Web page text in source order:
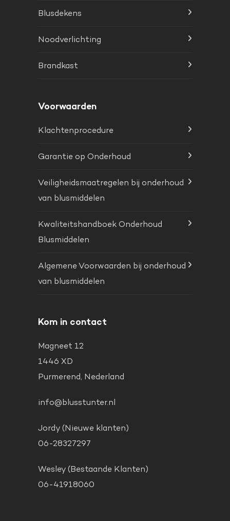
Blusdekens
Noodverlichting
Brandkast
Voorwaarden
Klachtenprocedure
Garantie op Onderhoud
Veiligheidsmaatregelen bij onderhoud
van blusmiddelen
Kwaliteitshandboek Onderhoud
Blusmiddelen
Algemene Voorwaarden bij onderhoud
van blusmiddelen
Kom in contact
Magneet 12
1446 XD
Purmerend, Nederland
info@blusstunter.nl
Jordy (Nieuwe klanten)
06-28327297
Wesley (Bestaande Klanten)
06-41918060